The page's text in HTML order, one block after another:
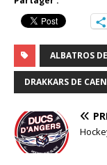
ALBATROS
DRAKKARS DE CAEN